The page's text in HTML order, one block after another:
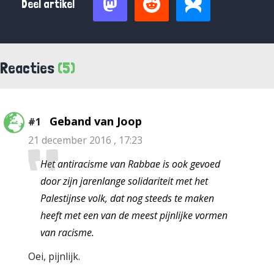
Deel artikel
Reacties (5)
#1 Geband van Joop
21 december 2016 , 17:23
Het antiracisme van Rabbae is ook gevoed
door zijn jarenlange solidariteit met het
Palestijnse volk, dat nog steeds te maken
heeft met een van de meest pijnlijke vormen
van racisme.
Oei, pijnlijk.